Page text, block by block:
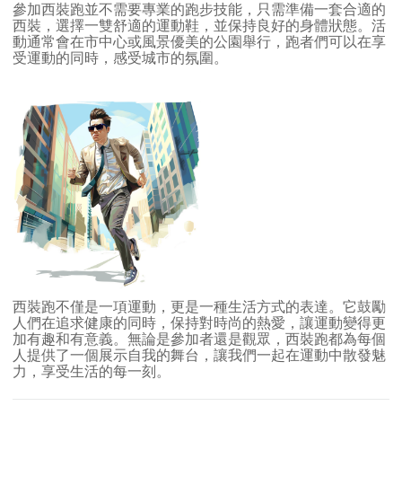
參加西裝跑並不需要專業的跑步技能，只需準備一套合適的
西裝，選擇一雙舒適的運動鞋，並保持良好的身體狀態。活
動通常會在市中心或風景優美的公園舉行，跑者們可以在享
受運動的同時，感受城市的氛圍。
西裝跑不僅是一項運動，更是一種生活方式的表達。它鼓勵
人們在追求健康的同時，保持對時尚的熱愛，讓運動變得更
加有趣和有意義。無論是參加者還是觀眾，西裝跑都為每個
人提供了一個展示自我的舞台，讓我們一起在運動中散發魅
力，享受生活的每一刻。